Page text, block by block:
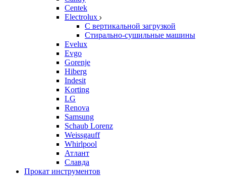
Centek
Electrolux
С вертикальной загрузкой
Стирально-сушильные машины
Evelux
Evgo
Gorenje
Hiberg
Indesit
Korting
LG
Renova
Samsung
Schaub Lorenz
Weissgauff
Whirlpool
Атлант
Славда
Прокат инструментов